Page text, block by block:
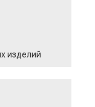
изделий